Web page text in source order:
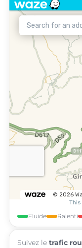
Fluide Ralenti
Suivez le trafic